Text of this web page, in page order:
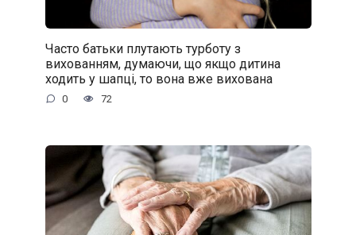
Часто батьки плутають турботу з
вихованням, думаючи, що якщо дитина
ходить у шапці, то вона вже вихована
0 72